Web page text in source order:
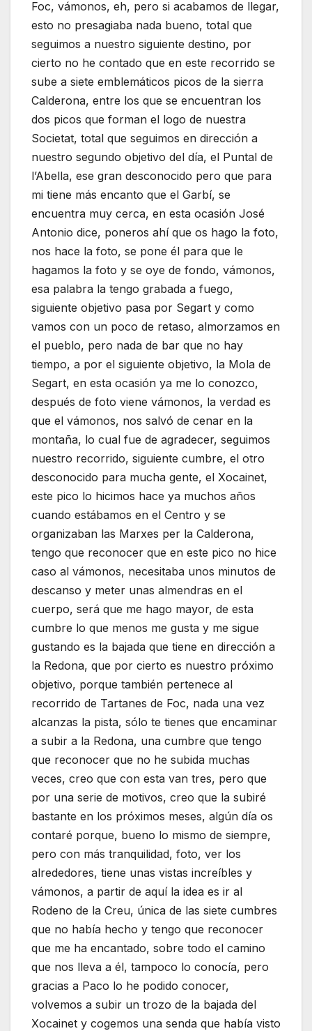
Foc, vámonos, eh, pero si acabamos de llegar,
esto no presagiaba nada bueno, total que
seguimos a nuestro siguiente destino, por
cierto no he contado que en este recorrido se
sube a siete emblemáticos picos de la sierra
Calderona, entre los que se encuentran los
dos picos que forman el logo de nuestra
Societat, total que seguimos en dirección a
nuestro segundo objetivo del día, el Puntal de
l’Abella, ese gran desconocido pero que para
mi tiene más encanto que el Garbí, se
encuentra muy cerca, en esta ocasión José
Antonio dice, poneros ahí que os hago la foto,
nos hace la foto, se pone él para que le
hagamos la foto y se oye de fondo, vámonos,
esa palabra la tengo grabada a fuego,
siguiente objetivo pasa por Segart y como
vamos con un poco de retaso, almorzamos en
el pueblo, pero nada de bar que no hay
tiempo, a por el siguiente objetivo, la Mola de
Segart, en esta ocasión ya me lo conozco,
después de foto viene vámonos, la verdad es
que el vámonos, nos salvó de cenar en la
montaña, lo cual fue de agradecer, seguimos
nuestro recorrido, siguiente cumbre, el otro
desconocido para mucha gente, el Xocainet,
este pico lo hicimos hace ya muchos años
cuando estábamos en el Centro y se
organizaban las Marxes per la Calderona,
tengo que reconocer que en este pico no hice
caso al vámonos, necesitaba unos minutos de
descanso y meter unas almendras en el
cuerpo, será que me hago mayor, de esta
cumbre lo que menos me gusta y me sigue
gustando es la bajada que tiene en dirección a
la Redona, que por cierto es nuestro próximo
objetivo, porque también pertenece al
recorrido de Tartanes de Foc, nada una vez
alcanzas la pista, sólo te tienes que encaminar
a subir a la Redona, una cumbre que tengo
que reconocer que no he subida muchas
veces, creo que con esta van tres, pero que
por una serie de motivos, creo que la subiré
bastante en los próximos meses, algún día os
contaré porque, bueno lo mismo de siempre,
pero con más tranquilidad, foto, ver los
alrededores, tiene unas vistas increíbles y
vámonos, a partir de aquí la idea es ir al
Rodeno de la Creu, única de las siete cumbres
que no había hecho y tengo que reconocer
que me ha encantado, sobre todo el camino
que nos lleva a él, tampoco lo conocía, pero
gracias a Paco lo he podido conocer,
volvemos a subir un trozo de la bajada del
Xocainet y cogemos una senda que había visto